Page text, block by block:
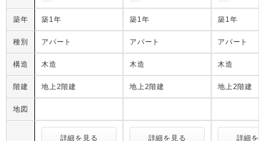
築年 築1年 築1年 築1年
種別 アパート アパート アパート
構造 木造 木造 木造
階建 地上2階建 地上2階建 地上2階建
地図
詳細を見る 詳細を見る 詳細を